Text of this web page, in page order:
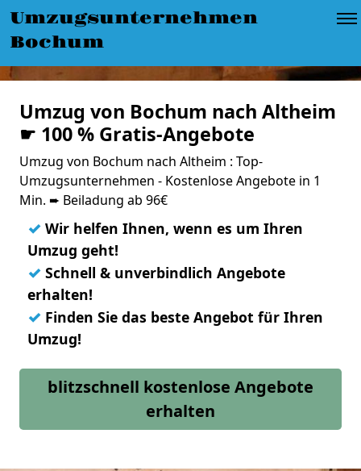
Umzugsunternehmen
Bochum
Umzug von Bochum nach Altheim
☛ 100 % Gratis-Angebote
Umzug von Bochum nach Altheim : Top-
Umzugsunternehmen - Kostenlose Angebote in 1
Min. ➨ Beiladung ab 96€
✓ Wir helfen Ihnen, wenn es um Ihren
Umzug geht!
✓ Schnell & unverbindlich Angebote
erhalten!
✓ Finden Sie das beste Angebot für Ihren
Umzug!
blitzschnell kostenlose Angebote
erhalten